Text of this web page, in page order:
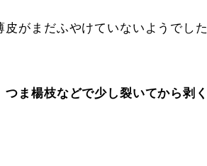
がまだふやけていないようでした
つま楊枝などで少し裂いてから剥く